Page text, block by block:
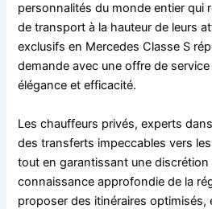
personnalités du monde entier qui
de transport à la hauteur de leurs
exclusifs en Mercedes Classe S
demande avec une offre de
élégance et efficacité.
Les chauffeurs privés, experts
des transferts impeccables vers les
tout en garantissant une discrétion
connaissance approfondie de la
proposer des itinéraires optimisés,